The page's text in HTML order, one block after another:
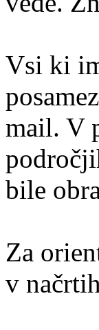
Vsi ki
mail. V
bile
Za
v